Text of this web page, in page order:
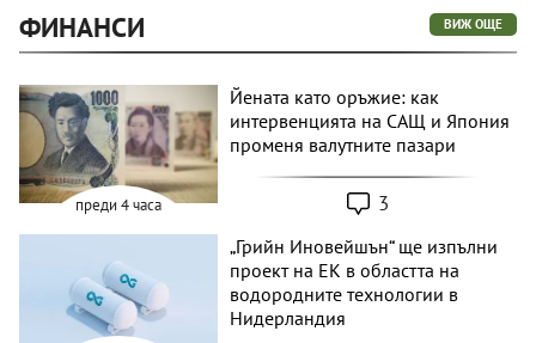
ФИНАНСИ ВИЖ ОЩЕ
преди 4 часа
Йената като оръжие: как
интервенцията на САЩ и Япония
променя валутните пазари
3
„Грийн Иновейшън“ ще изпълни
проект на ЕК в областта на
водородните технологии в
Нидерландия